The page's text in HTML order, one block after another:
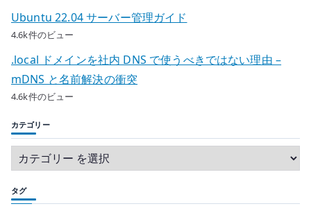
Ubuntu 22.04 サーバー管理ガイド
4.6k件のビュー
.local ドメインを社内 DNS で使うべきではない理由 –
mDNS と名前解決の衝突
4.6k件のビュー
カテゴリー
タグ